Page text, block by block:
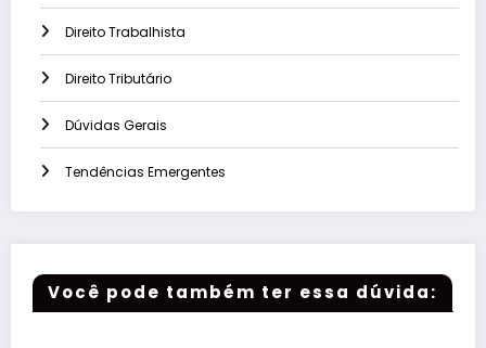
Direito Trabalhista
Direito Tributário
Dúvidas Gerais
Tendências Emergentes
Você pode também ter essa dúvida: